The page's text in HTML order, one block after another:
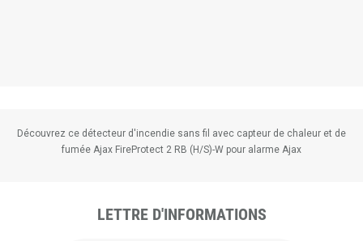
Découvrez ce détecteur d'incendie sans fil avec capteur de chaleur et de
fumée Ajax FireProtect 2 RB (H/S)-W pour alarme Ajax
LETTRE D'INFORMATIONS